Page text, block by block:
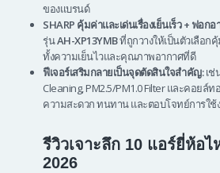
ของแบรนด์
SHARP คุ้มค่าและเด่นเรื่องเย็นเร็ว + ฟอกอ
รุ่นAH-XP13YMBที่ถูกวางให้เป็นตัวเลือ
ทั้งความเย็นไวและคุณภาพอากาศที่ดี
ฟีเจอร์เสริมกลายเป็นจุดตัดสินใจสำคัญ:เช่
Cleaning, PM2.5/PM1.0 Filter และคอยล์ท
ความสะดวก ทนทาน และตอบโจทย์การใ
รีวิวเจาะลึก 10 แอร์ยี่ห้อ
2026